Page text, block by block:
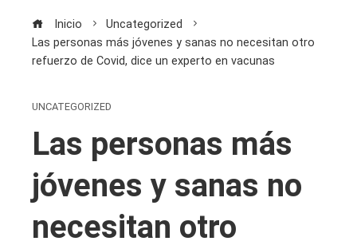
Inicio
Uncategorized
Las personas más jóvenes y sanas no necesitan otro
refuerzo de Covid, dice un experto en vacunas
UNCATEGORIZED
Las personas más
jóvenes y sanas no
necesitan otro